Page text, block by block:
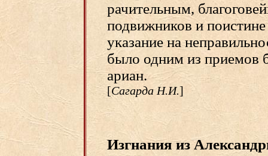
рачительным,
подвижников и
указание на
было одним из приемов
ариан.
[Сагарда Н.И.]
Изгнания из